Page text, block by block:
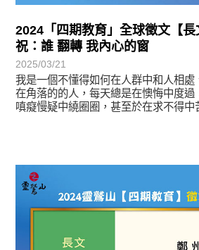
2024「四期教育」全球徵文【
祝：誰 翻轉 我內心的窗
2025/03/21
我是一個不懂得如何在人群中和人相處
在角落的的人，每天總是在懊悔中度過
嗔癡慢疑中繞圈圈，甚至於在求不得中